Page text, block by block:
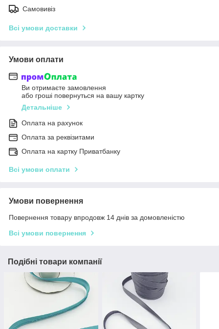
Самовивіз
Всі умови доставки
Умови оплати
Ви отримаєте замовлення
або гроші повернуться на вашу картку
Детальніше
Оплата на рахунок
Оплата за реквізитами
Оплата на картку Приватбанку
Всі умови оплати
Умови повернення
Повернення товару впродовж 14 днів за домовленістю
Всі умови повернення
Подібні товари компанії